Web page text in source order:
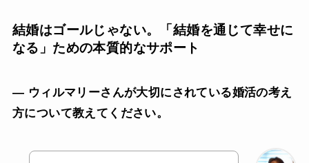
結婚はゴールじゃない。「結婚を通じて幸せに
なる」ための本質的なサポート
— ウィルマリーさんが大切にされている婚活の考え
方について教えてください。